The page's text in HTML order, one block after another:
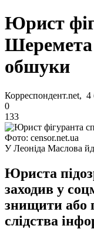
Юрист
Шеремета
обшуки
Корреспондент.net, 4
0
133
Фото: censor.net.ua
У Леоніда Маслова
Юриста
заходив у
знищити або
слідства